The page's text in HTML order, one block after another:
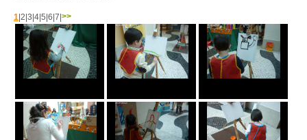
1 2 3 4 5 6 7 >>